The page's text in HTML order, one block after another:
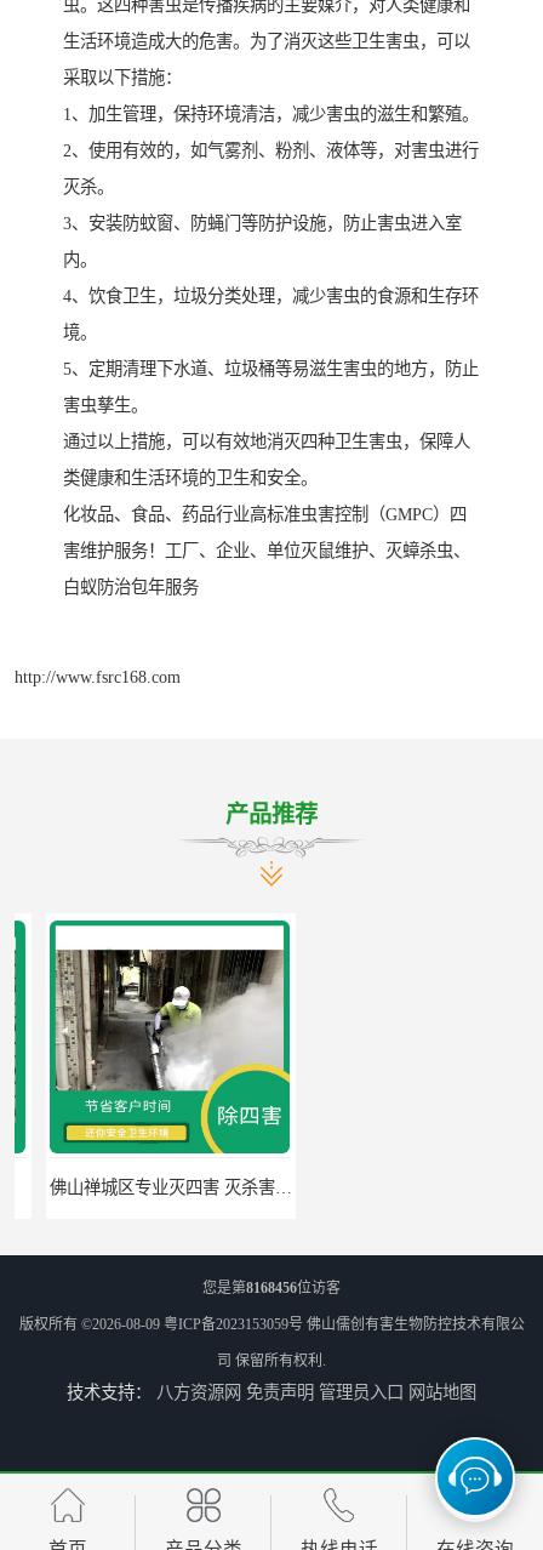
虫。这四种害虫是传播疾病的主要媒介，对人类健康和
生活环境造成大的危害。为了消灭这些卫生害虫，可以
采取以下措施：
1、加生管理，保持环境清洁，减少害虫的滋生和繁殖。
2、使用有效的，如气雾剂、粉剂、液体等，对害虫进行
灭杀。
3、安装防蚊窗、防蝇门等防护设施，防止害虫进入室
内。
4、饮食卫生，垃圾分类处理，减少害虫的食源和生存环
境。
5、定期清理下水道、垃圾桶等易滋生害虫的地方，防止
害虫孳生。
通过以上措施，可以有效地消灭四种卫生害虫，保障人
类健康和生活环境的卫生和安全。
化妆品、食品、药品行业高标准虫害控制（GMPC）四
害维护服务！工厂、企业、单位灭鼠维护、灭蟑杀虫、
白蚁防治包年服务
http://www.fsrc168.com
产品推荐
佛山禅城区专业灭四害 灭杀害虫 根据现场情况定制中害方案
南海区杀虫 病媒生物防治 节省客户时间
您是第8168456位访客
版权所有 ©2026-08-09 粤ICP备2023153059号 佛山儒创有害生物防控技术有限公
司 保留所有权利.
技术支持： 八方资源网 免责声明 管理员入口 网站地图